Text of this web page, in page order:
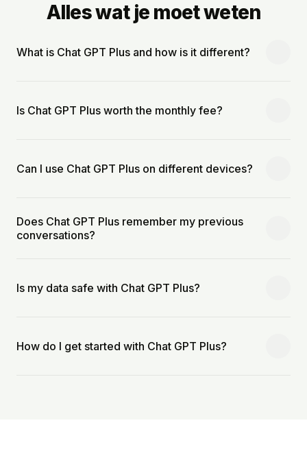
Alles wat je moet weten
What is Chat GPT Plus and how is it different?
Is Chat GPT Plus worth the monthly fee?
Can I use Chat GPT Plus on different devices?
Does Chat GPT Plus remember my previous
conversations?
Is my data safe with Chat GPT Plus?
How do I get started with Chat GPT Plus?